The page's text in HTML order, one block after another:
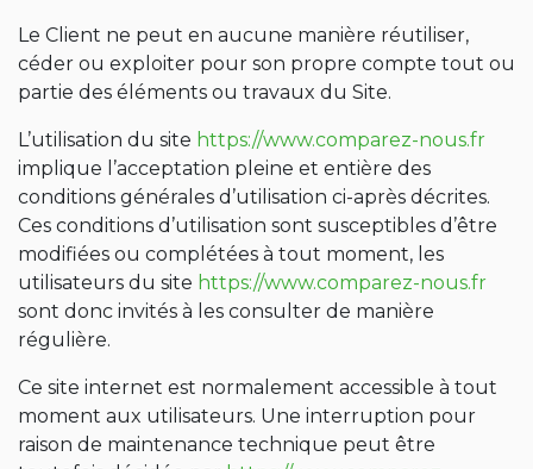
Le Client ne peut en aucune manière réutiliser,
céder ou exploiter pour son propre compte tout ou
partie des éléments ou travaux du Site.
L’utilisation du site https://www.comparez-nous.fr
implique l’acceptation pleine et entière des
conditions générales d’utilisation ci-après décrites.
Ces conditions d’utilisation sont susceptibles d’être
modifiées ou complétées à tout moment, les
utilisateurs du site https://www.comparez-nous.fr
sont donc invités à les consulter de manière
régulière.
Ce site internet est normalement accessible à tout
moment aux utilisateurs. Une interruption pour
raison de maintenance technique peut être